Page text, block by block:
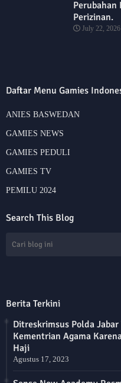
Perubahan
Perizinan.
July 22, 2026
Daftar Menu Gamies
ANIES BASWEDAN
GAMIES NEWS
GAMIES PEDULI
GAMIES TV
PEMILU 2024
Search This Blog
Berita Terkini
Ditreskrimsus Polda
Kementrian Agama
Haji
Agustus 17, 2023